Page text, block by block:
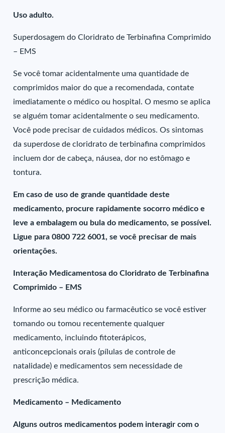
Uso adulto.
Superdosagem do Cloridrato de Terbinafina Comprimido
– EMS
Se você tomar acidentalmente uma quantidade de
comprimidos maior do que a recomendada, contate
imediatamente o médico ou hospital. O mesmo se aplica
se alguém tomar acidentalmente o seu medicamento.
Você pode precisar de cuidados médicos. Os sintomas
da superdose de cloridrato de terbinafina comprimidos
incluem dor de cabeça, náusea, dor no estômago e
tontura.
Em caso de uso de grande quantidade deste
medicamento, procure rapidamente socorro médico e
leve a embalagem ou bula do medicamento, se possível.
Ligue para 0800 722 6001, se você precisar de mais
orientações.
Interação Medicamentosa do Cloridrato de Terbinafina
Comprimido – EMS
Informe ao seu médico ou farmacêutico se você estiver
tomando ou tomou recentemente qualquer
medicamento, incluindo fitoterápicos,
anticoncepcionais orais (pílulas de controle de
natalidade) e medicamentos sem necessidade de
prescrição médica.
Medicamento – Medicamento
Alguns outros medicamentos podem interagir com o